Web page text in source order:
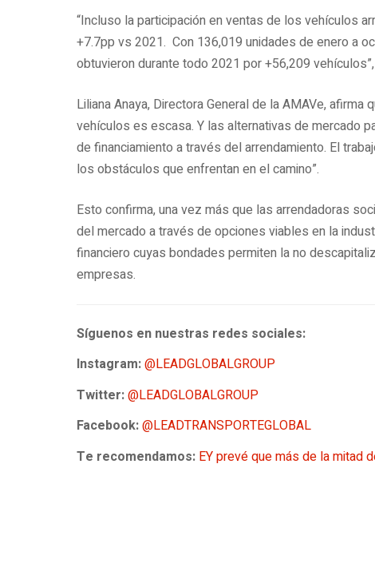
“Incluso la participación en ventas de los vehículos
+7.7pp vs 2021. Con 136,019 unidades de enero a
obtuvieron durante todo 2021 por +56,209
Liliana Anaya, Directora General de la AMAVe,
vehículos es escasa. Y las alternativas de mercado
de financiamiento a través del arrendamiento. El
los obstáculos que enfrentan en el camino”.
Esto confirma, una vez más que las arrendadoras
del mercado a través de opciones viables en la
financiero cuyas bondades permiten la no
empresas.
Síguenos en nuestras redes sociales:
Instagram:@LEADGLOBALGROUP
Twitter:@LEADGLOBALGROUP
Facebook:@LEADTRANSPORTEGLOBAL
Te recomendamos: EY prevé que más de la mitad